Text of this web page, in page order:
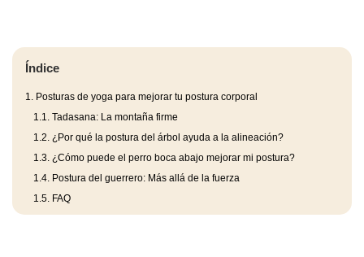
Índice
1. Posturas de yoga para mejorar tu postura corporal
1.1. Tadasana: La montaña firme
1.2. ¿Por qué la postura del árbol ayuda a la alineación?
1.3. ¿Cómo puede el perro boca abajo mejorar mi postura?
1.4. Postura del guerrero: Más allá de la fuerza
1.5. FAQ